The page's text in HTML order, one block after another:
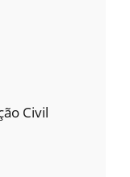
Civil